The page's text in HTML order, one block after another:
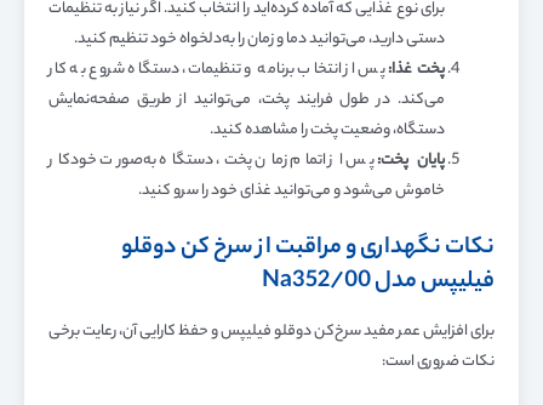
برای نوع غذایی که آماده کرده‌اید را انتخاب کنید. اگر نیاز به تنظیمات
دستی دارید، می‌توانید دما و زمان را به‌دلخواه خود تنظیم کنید.
پخت غذا:پس از انتخاب برنامه و تنظیمات، دستگاه شروع به کار
می‌کند. در طول فرایند پخت، می‌توانید از طریق صفحه‌نمایش
دستگاه، وضعیت پخت را مشاهده کنید.
پایان پخت:پس از اتمام زمان پخت، دستگاه به‌صورت خودکار
خاموش می‌شود و می‌توانید غذای خود را سرو کنید.
نکات نگهداری و مراقبت از سرخ کن دوقلو
فیلیپس مدل Na352/00
برای افزایش عمر مفید سرخ‌کن دوقلو فیلیپس و حفظ کارایی آن، رعایت برخی
نکات ضروری است: